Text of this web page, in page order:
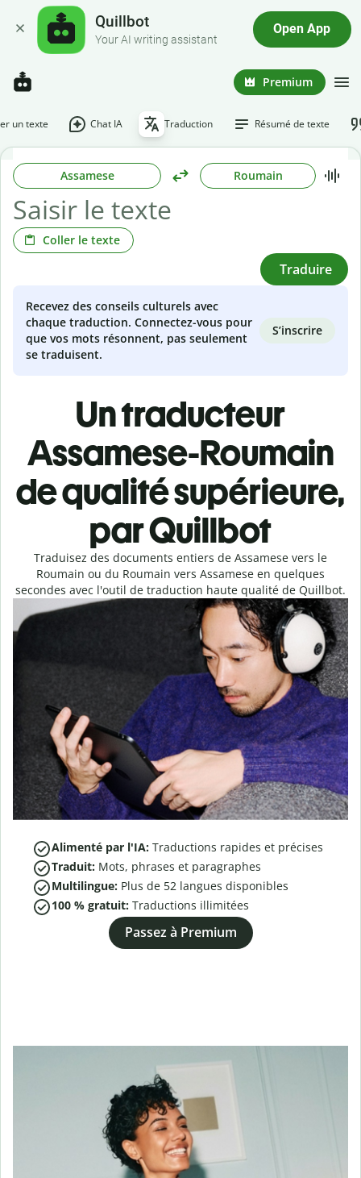
Quillbot
Your AI writing assistant
Open App
Premium
un texte Chat IA Traduction Résumé de texte
Assamese Roumain
Coller le texte
Traduire
Recevez des conseils culturels avec
chaque traduction. Connectez-vous pour
que vos mots résonnent, pas seulement
se traduisent.
S’inscrire
Un traducteur
Assamese-Roumain
de qualité supérieure,
par Quillbot
Traduisez des documents entiers de Assamese vers le
Roumain ou du Roumain vers Assamese en quelques
secondes avec l'outil de traduction haute qualité de Quillbot.
Alimenté par l'IA: Traductions rapides et précises
Traduit: Mots, phrases et paragraphes
Multilingue: Plus de 52 langues disponibles
100 % gratuit: Traductions illimitées
Passez à Premium